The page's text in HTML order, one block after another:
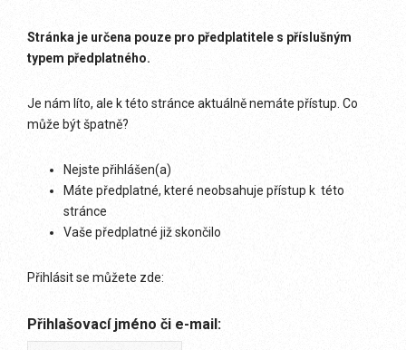
Stránka je určena pouze pro předplatitele s příslušným
typem předplatného.
Je nám líto, ale k této stránce aktuálně nemáte přístup. Co
může být špatně?
Nejste přihlášen(a)
Máte předplatné, které neobsahuje přístup k této
stránce
Vaše předplatné již skončilo
Přihlásit se můžete zde:
Přihlašovací jméno či e-mail: